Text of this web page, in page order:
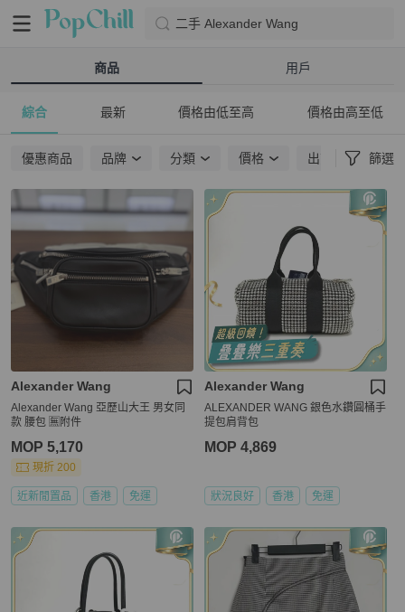
二手 Alexander Wang
商品 用戶
綜合 最新 價格由低至高 價格由高至低
優惠商品 品牌 分類 價格 出貨地點 篩選
Alexander Wang
Alexander Wang 亞歷山大王 男女同
款 腰包 🈚附件
MOP 5,170
現折 200
近新閒置品 香港 免運
Alexander Wang
ALEXANDER WANG 銀色水鑽圓桶手
提包肩背包
MOP 4,869
狀況良好 香港 免運